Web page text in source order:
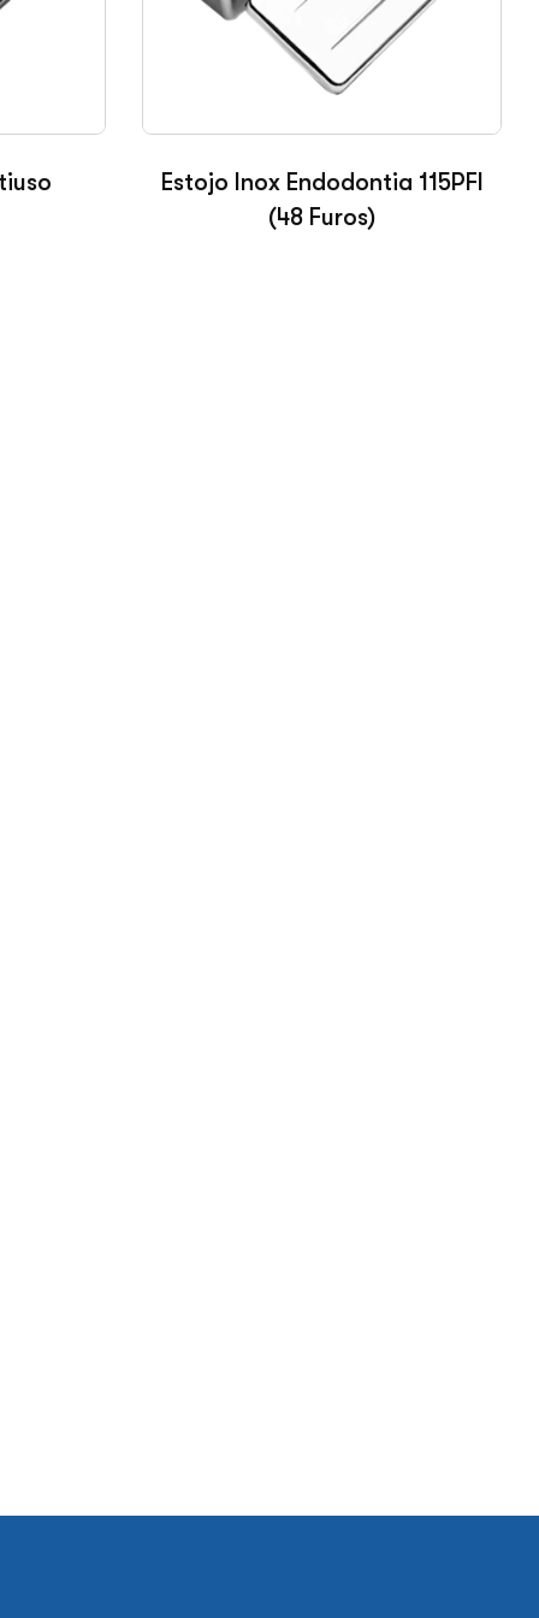
Estojo Inox Endodontia 115PFI
(48 Furos)